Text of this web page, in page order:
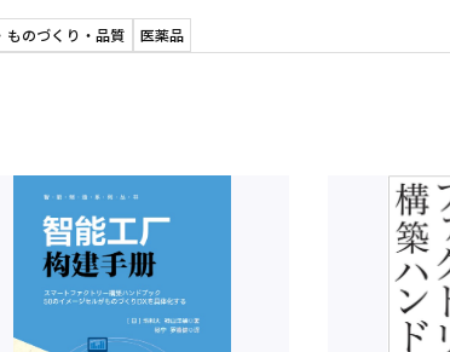
ものづくり・品質 医薬品